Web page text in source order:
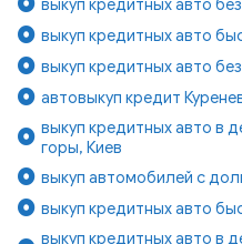
выкуп кредитных авто
выкуп кредитных авто
автовыкуп кредит
выкуп кредитных авто в
горы, Киев
выкуп автомобилей с
выкуп кредитных авто
выкуп кредитных авто в